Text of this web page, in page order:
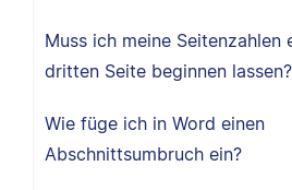
Muss ich meine Seitenzahlen
dritten Seite beginnen lassen?
Wie füge ich in Word einen
Abschnittsumbruch ein?